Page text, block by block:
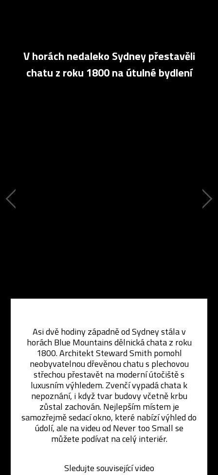
V horách nedaleko Sydney přestavěli
chatu z roku 1800 na útulné bydlení
Asi dvě hodiny západně od Sydney stála v
horách Blue Mountains dělnická chata z roku
1800. Architekt Steward Smith pomohl
neobyvatelnou dřevěnou chatu s plechovou
střechou přestavět na moderní útočiště s
luxusním výhledem. Zvenčí vypadá chata k
nepoznání, i když tvar budovy včetně krbu
zůstal zachován. Nejlepším místem je
samozřejmě sedací okno, které nabízí výhled do
údolí, ale na videu od Never too Small se
můžete podívat na celý interiér.
Sledujte související video